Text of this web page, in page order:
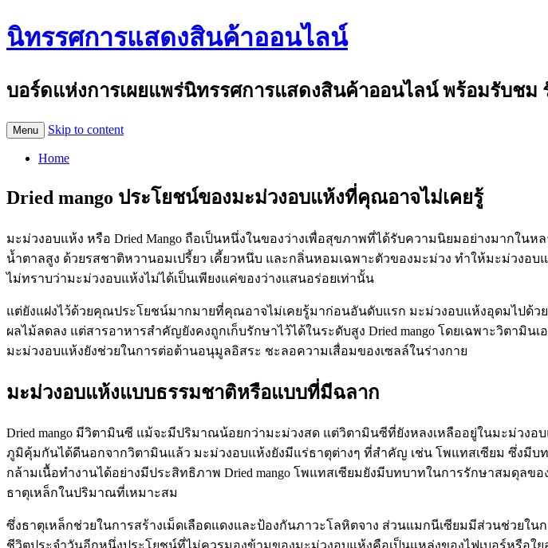
นิทรรศการแสดงสินค้าออนไลน์
บอร์ดแห่งการเผยแพร่นิทรรศการแสดงสินค้าออนไลน์ พร้อมรับชม
Menu Skip to content
Home
Dried mango ประโยชน์ของมะม่วงอบแห้งที่คุณอาจไม่เคยรู้
มะม่วงอบแห้ง หรือ Dried Mango ถือเป็นหนึ่งในของว่างเพื่อสุขภาพที่ได้รับความนิยมอย่างมากใ
น้ำตาลสูง ด้วยรสชาติหวานอมเปรี้ยว เคี้ยวหนึบ และกลิ่นหอมเฉพาะตัวของมะม่วง ทำให้มะม่วงอ
ไม่ทราบว่ามะม่วงอบแห้งไม่ได้เป็นเพียงแค่ของว่างแสนอร่อยเท่านั้น
แต่ยังแฝงไว้ด้วยคุณประโยชน์มากมายที่คุณอาจไม่เคยรู้มาก่อนอันดับแรก มะม่วงอบแห้งอุดมไปด้
ผลไม้ลดลง แต่สารอาหารสำคัญยังคงถูกเก็บรักษาไว้ได้ในระดับสูง Dried mango โดยเฉพาะวิตา
มะม่วงอบแห้งยังช่วยในการต่อต้านอนุมูลอิสระ ชะลอความเสื่อมของเซลล์ในร่างกาย
มะม่วงอบแห้งแบบธรรมชาติหรือแบบที่มีฉลาก
Dried mango มีวิตามินซี แม้จะมีปริมาณน้อยกว่ามะม่วงสด แต่วิตามินซีที่ยังหลงเหลืออยู่ในมะม่วง
ภูมิคุ้มกันได้ดีนอกจากวิตามินแล้ว มะม่วงอบแห้งยังมีแร่ธาตุต่างๆ ที่สำคัญ เช่น โพแทสเซียม ซึ่งมี
กล้ามเนื้อทำงานได้อย่างมีประสิทธิภาพ Dried mango โพแทสเซียมยังมีบทบาทในการรักษาสมดุล
ธาตุเหล็กในปริมาณที่เหมาะสม
ซึ่งธาตุเหล็กช่วยในการสร้างเม็ดเลือดแดงและป้องกันภาวะโลหิตจาง ส่วนแมกนีเซียมมีส่วนช่วยใ